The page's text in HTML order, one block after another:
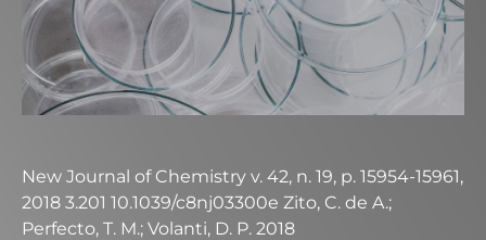
New Journal of Chemistry v. 42, n. 19, p. 15954-15961,
2018 3.201 10.1039/c8nj03300e Zito, C. de A.;
Perfecto, T. M.; Volanti, D. P. 2018